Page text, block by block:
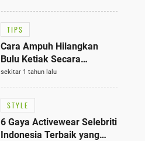
Terlihat Anggun dengan
Kaftan Cokelat
TIPS
Cara Ampuh Hilangkan
Bulu Ketiak Secara
Permanen dalam 5
Langkah Sederhana
sekitar 1 tahun lalu
STYLE
6 Gaya Activewear Selebriti
Indonesia Terbaik yang